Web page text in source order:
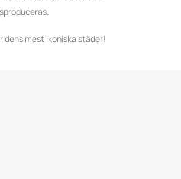
mest ikoniska städer!